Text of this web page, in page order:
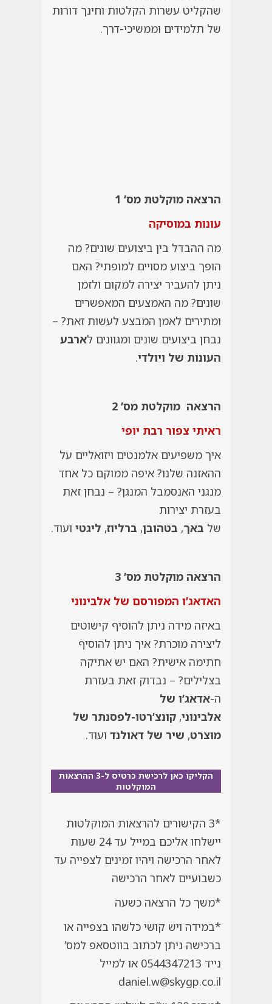
שהקליט עשרות הקלטות וחינך דורות
של תלמידים וממשיכי-דרך.
הרצאה מוקלטת מס’ 1
עונות במוסיקה
מה ההבדל בין ביצועים שונים? מה
הופך ביצוע מסויים למופתי? האם
ניתן להעביר יצירה למקום ולזמן
שונים? מה האמצעים המאפשרים
ומתירים לאמן המבצע לעשות זאת? –
נבחן ביצועים שונים ומגוונים לארבע
העונות של ויולדי.
הרצאה מוקלטת מס’ 2
ראיתי צפור רבת יופי
איך משפיעים אלמנטים ויזואליים על
ההאזנה שלנו? איפה ממוקם כל אחד
מנגני האנסמבל המנגן? – נבחן זאת
בעזרת יצירות
של באך, בטהובן, ברליוז, ליגטי ועוד.
הרצאה מוקלטת מס’ 3
האדאג’ו המפורסם של אלבינוני
באיזה מידה ניתן להוסיף קישוטים
ליצירה מוכרת? איך ניתן להוסיף
חתימה אישית? האם יש אתיקה
בצלילים? – נבדוק זאת בעזרת
ה-אדאג’ו של
אלבינוני, קונצ’רטו-לפסנתר של
מוצרט, שיר של דאולנד ועוד.
הקליקו כאן לרכישת כרטיס ל-3 ההרצאות
המוקלטות
*3 הקישורים להרצאות המוקלטות
יישלחו אליכם במייל עד 24 שעות
לאחר הרכישה ויהיו זמינים לצפייה עד
כשבועיים לאחר הרכישה
*משך כל הרצאה כשעה
*במידה ויש קושי כלשהו בצפייה או
ברכישה ניתן לכתוב בווטסאפ למס’
נייד 0544347213 או למייל
daniel.w@skygp.co.il